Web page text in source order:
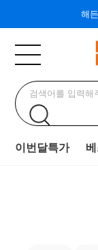
해
이번달특가